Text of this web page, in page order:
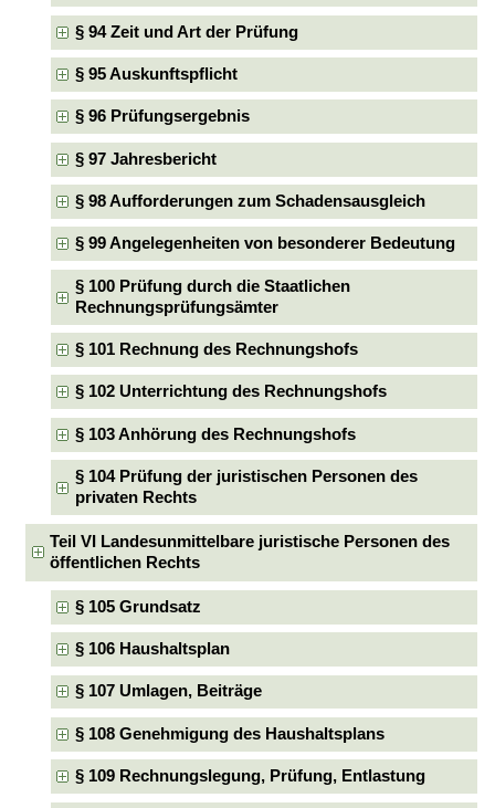
§ 94 Zeit und Art der Prüfung
§ 95 Auskunftspflicht
§ 96 Prüfungsergebnis
§ 97 Jahresbericht
§ 98 Aufforderungen zum Schadensausgleich
§ 99 Angelegenheiten von besonderer Bedeutung
§ 100 Prüfung durch die Staatlichen
Rechnungsprüfungsämter
§ 101 Rechnung des Rechnungshofs
§ 102 Unterrichtung des Rechnungshofs
§ 103 Anhörung des Rechnungshofs
§ 104 Prüfung der juristischen Personen des
privaten Rechts
Teil VI Landesunmittelbare juristische Personen des
öffentlichen Rechts
§ 105 Grundsatz
§ 106 Haushaltsplan
§ 107 Umlagen, Beiträge
§ 108 Genehmigung des Haushaltsplans
§ 109 Rechnungslegung, Prüfung, Entlastung